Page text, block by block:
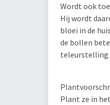
Wordt ook
Hij wordt
bloei in de
de bollen
teleurstelling
Plant ze in